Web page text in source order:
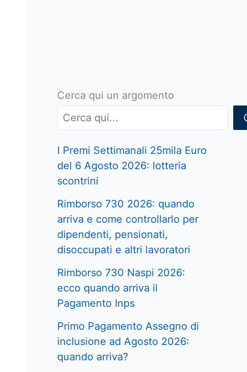
Cerca qui un argomento
I Premi Settimanali 25mila Euro
del 6 Agosto 2026: lotteria
scontrini
Rimborso 730 2026: quando
arriva e come controllarlo per
dipendenti, pensionati,
disoccupati e altri lavoratori
Rimborso 730 Naspi 2026:
ecco quando arriva il
Pagamento Inps
Primo Pagamento Assegno di
inclusione ad Agosto 2026:
quando arriva?